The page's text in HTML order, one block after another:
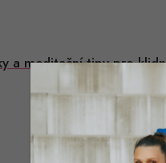
a meditační tipy pro